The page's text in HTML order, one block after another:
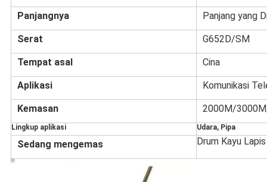
Panjangnya Panjang yang
Serat G652D/SM
Tempat asal Cina
Aplikasi Komunikasi
Kemasan 2000M/
Lingkup aplikasi Udara, Pipa
Sedang mengemas Drum Kayu Lapis